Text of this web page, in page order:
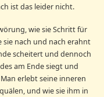
ist das leider nicht.
wie sie Schritt für
nach und nach erahnt
scheitert und dennoch
am Ende siegt und
erlebt seine inneren
und wie sie ihm in